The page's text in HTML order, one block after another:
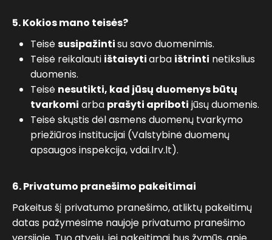
5. Kokios mano teisės?
Teisėsusipažintisu savo duomenimis.
Teisė reikalauti ištaisytiarba ištrinti netikslius
duomenis.
Teisė nesutikti, kad jūsų duomenys būtų
tvarkomi arba prašyti apriboti jūsų duomenis.
Teisė skųstis dėl asmens duomenų tvarkymo
priežiūros institucijai (Valstybinė duomenų
apsaugos inspekcija, vdai.lrv.lt).
6. Privatumo pranešimo pakeitimai
Pakeitus šį privatumo pranešimo, atliktų pakeitimų
datas pažymėsime naujoje privatumo pranešimo